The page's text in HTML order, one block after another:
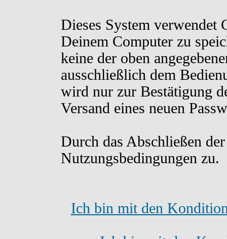
Dieses System verwendet
Deinem Computer zu
keine der oben
ausschließlich dem
wird nur zur Bestätigung
Versand eines neuen
Durch das Abschließen
Nutzungsbedingungen zu.
Ich bin mit den